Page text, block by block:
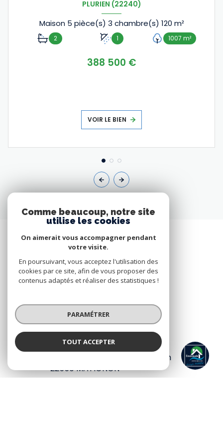
EMERAUDE IMMOBILIER
PLURIEN (22240)
Maison 5 pièce(s) 3 chambre(s) 120 m²
2 1 1007 m²
388 500 €
VOIR LE BIEN
EMERAUDE IMMOBILIER
3 place rioust des villes audrain
22550MATIGNON
Comme beaucoup, notre site
utilise les cookies
On aimerait vous accompagner pendant
votre visite.
En poursuivant, vous acceptez l'utilisation des
cookies par ce site, afin de vous proposer des
contenus adaptés et réaliser des statistiques !
PARAMÉTRER
TOUT ACCEPTER